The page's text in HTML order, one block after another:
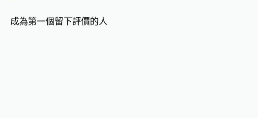
成為第一個留下評價的人